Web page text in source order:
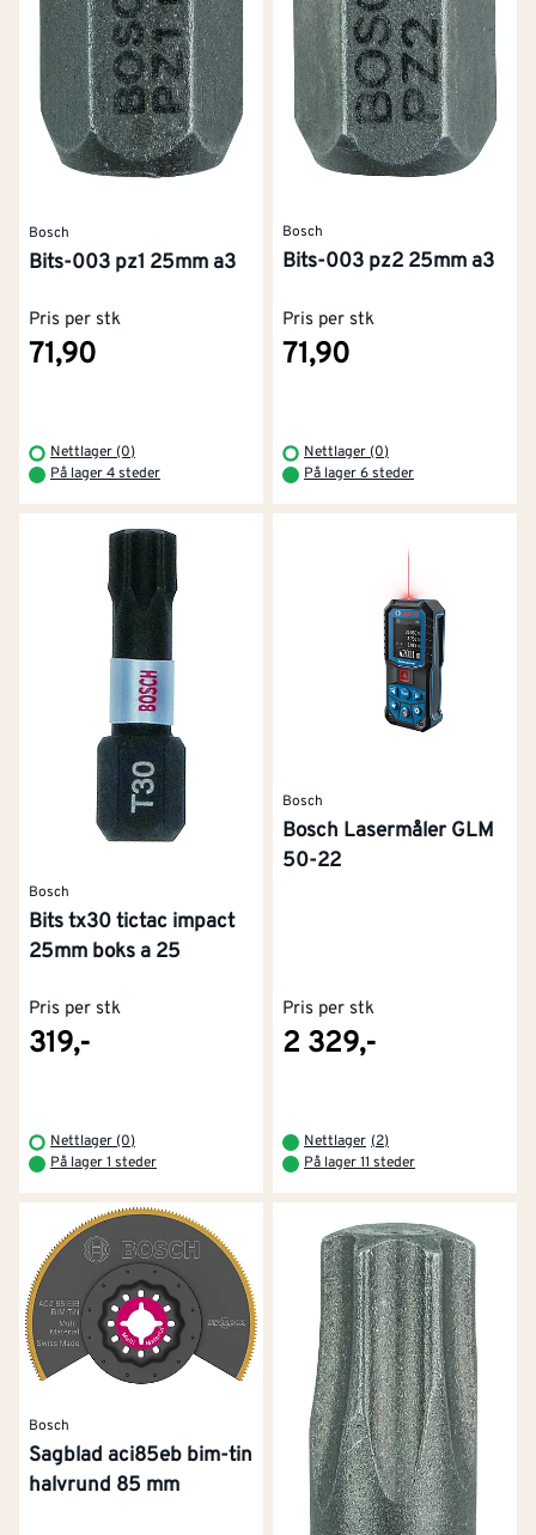
Bosch
Bits-003 pz1 25mm a3
Pris per stk
71,90
Nettlager (0)
På lager 4 steder
Bosch
Bits-003 pz2 25mm a3
Pris per stk
71,90
Nettlager (0)
På lager 6 steder
Bosch
Bits tx30 tictac impact
25mm boks a 25
Pris per stk
319,-
Nettlager (0)
På lager 1 steder
Bosch
Bosch Lasermåler GLM
50-22
Pris per stk
2 329,-
Nettlager (2)
På lager 11 steder
Bosch
Sagblad aci85eb bim-tin
halvrund 85 mm